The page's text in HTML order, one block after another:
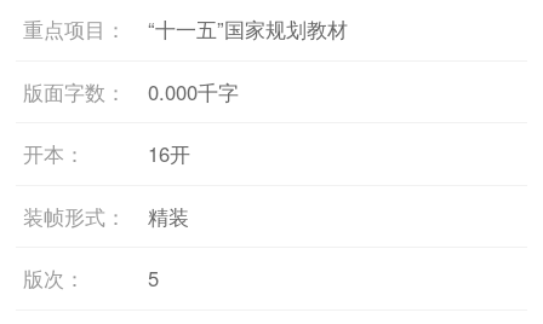
重点项目： “十一五”国家规划教材
版面字数： 0.000千字
开本： 16开
装帧形式： 精装
版次： 5